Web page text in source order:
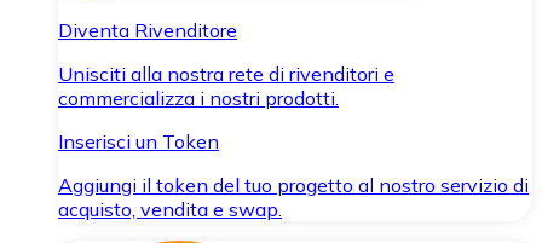
Diventa Rivenditore
Unisciti alla nostra rete di rivenditori e
commercializza i nostri prodotti.
Inserisci un Token
Aggiungi il token del tuo progetto al nostro servizio di
acquisto, vendita e swap.